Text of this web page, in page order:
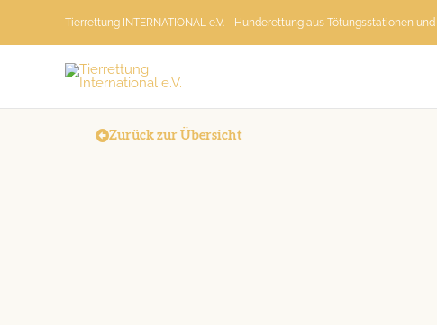
Tierrettung INTERNATIONAL e.V. - Hunderettung aus Tötungsstationen
Zurück zur Übersicht